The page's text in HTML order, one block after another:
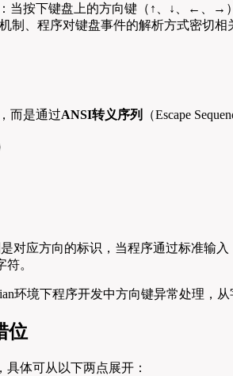
当按下键盘上的方向键（↑、↓、←、
制、程序对键盘事件的解析方式密切
而是通过ANSI转义序列 （Escape
是对应方向的标识，当程序通过标准输入
。
位
具体可从以下两点展开：